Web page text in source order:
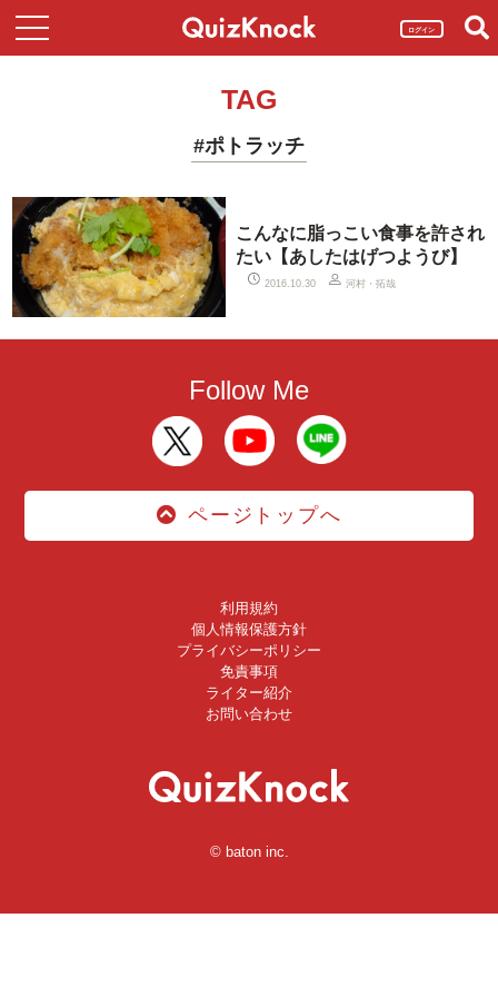
ログイン
TAG
#ポトラッチ
こんなに脂っこい食事を許され
たい【あしたはげつようび】
2016.10.30 河村・拓哉
Follow Me
ページトップへ
利用規約
個人情報保護方針
プライバシーポリシー
免責事項
ライター紹介
お問い合わせ
© baton inc.